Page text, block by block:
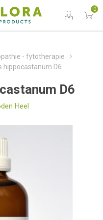
0
- fytotherapie
hippocastanum D6
D6
Heel